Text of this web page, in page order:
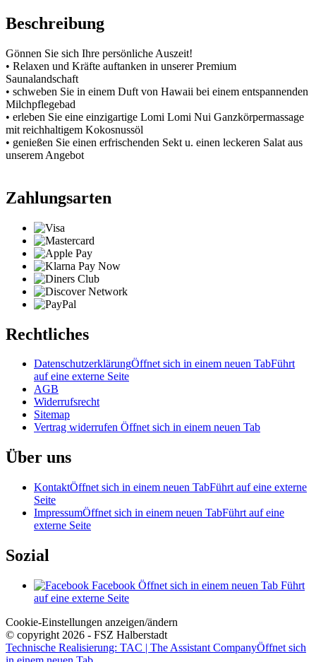
Beschreibung
Gönnen Sie sich Ihre persönliche Auszeit!
• Relaxen und Kräfte auftanken in unserer Premium
Saunalandschaft
• schweben Sie in einem Duft von Hawaii bei einem entspannenden
Milchpflegebad
• erleben Sie eine einzigartige Lomi Lomi Nui Ganzkörpermassage
mit reichhaltigem Kokosnussöl
• genießen Sie einen erfrischenden Sekt u. einen leckeren Salat aus
unserem Angebot
Zahlungsarten
Rechtliches
DatenschutzerklärungÖffnet sich in einem neuen TabFührt
auf eine externe Seite
AGB
Widerrufsrecht
Sitemap
Vertrag widerrufen Öffnet sich in einem neuen Tab
Über uns
KontaktÖffnet sich in einem neuen TabFührt auf eine externe
Seite
ImpressumÖffnet sich in einem neuen TabFührt auf eine
externe Seite
Sozial
Facebook Öffnet sich in einem neuen Tab Führt
auf eine externe Seite
Cookie-Einstellungen anzeigen/ändern
© copyright 2026 - FSZ Halberstadt
Technische Realisierung: TAC | The Assistant CompanyÖffnet sich